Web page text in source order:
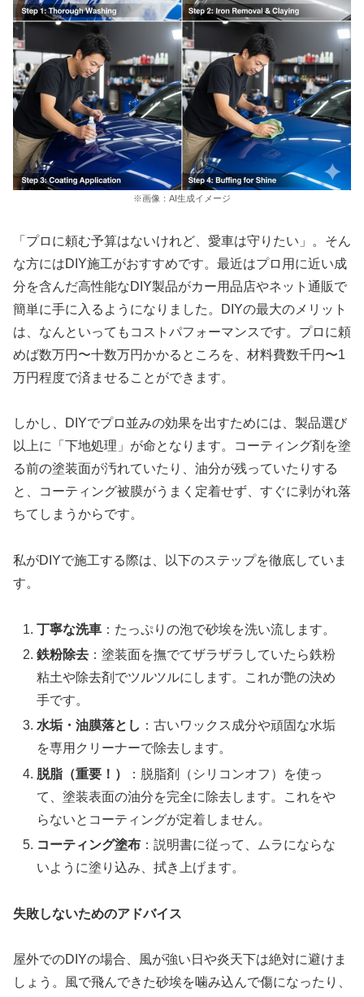
※画像：AI生成イメージ
「プロに頼む予算はないけれど、愛車は守りたい」。そん
な方にはDIY施工がおすすめです。最近はプロ用に近い成
分を含んだ高性能なDIY製品がカー用品店やネット通販で
簡単に手に入るようになりました。DIYの最大のメリット
は、なんといってもコストパフォーマンスです。プロに頼
めば数万円〜十数万円かかるところを、材料費数千円〜1
万円程度で済ませることができます。
しかし、DIYでプロ並みの効果を出すためには、製品選び
以上に「下地処理」が命となります。コーティング剤を塗
る前の塗装面が汚れていたり、油分が残っていたりする
と、コーティング被膜がうまく定着せず、すぐに剥がれ落
ちてしまうからです。
私がDIYで施工する際は、以下のステップを徹底していま
す。
丁寧な洗車 ：たっぷりの泡で砂埃を洗い流します。
鉄粉除去 ：塗装面を撫でてザラザラしていたら鉄粉
粘土や除去剤でツルツルにします。これが艶の決め
手です。
水垢・油膜落とし ：古いワックス成分や頑固な水垢
を専用クリーナーで除去します。
脱脂（重要！）
：脱脂剤（シリコンオフ）を使っ
て、塗装表面の油分を完全に除去します。これをや
らないとコーティングが定着しません。
コーティング塗布 ：説明書に従って、ムラにならな
いように塗り込み、拭き上げます。
失敗しないためのアドバイス
屋外でのDIYの場合、風が強い日や炎天下は絶対に避けま
しょう。風で飛んできた砂埃を噛み込んで傷になったり、